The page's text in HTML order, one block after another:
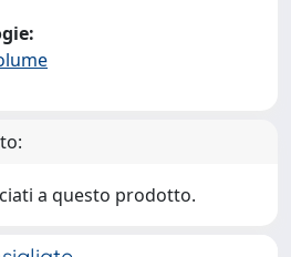
a questo prodotto.